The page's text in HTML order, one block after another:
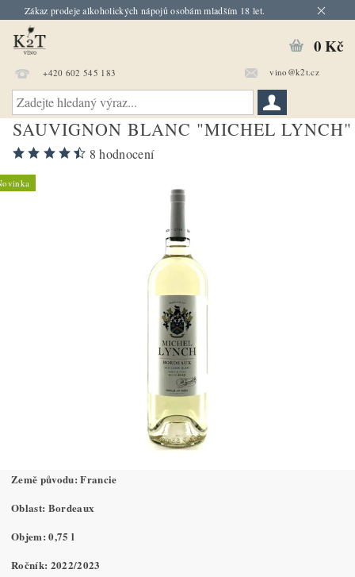
Zákaz prodeje alkoholických nápojů osobám mladším 18 let.
+420 602 545 183 vino@k2t.cz
0 Kč
SAUVIGNON BLANC "MICHEL LYNCH"
8 hodnocení
Země původu: Francie
Oblast: Bordeaux
Objem: 0,75 l
Ročník: 2022/2023